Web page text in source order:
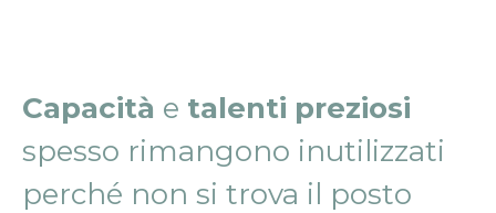
Capacità e talenti preziosi
spesso rimangono inutilizzati
perché non si trova il posto